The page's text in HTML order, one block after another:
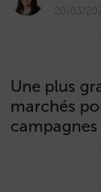
20/03/
Une plus
marchés
campagnes